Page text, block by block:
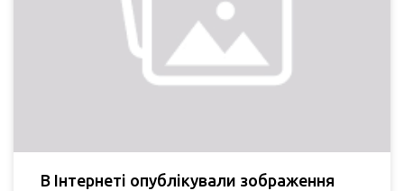
В Інтернеті опублікували зображення